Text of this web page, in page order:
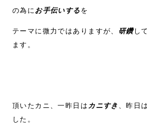
の為に お手伝いするを
テーマに微力ではありますが、 研鑽し
ます。
頂いたカニ、一昨日は カニすき 、昨日は
した。